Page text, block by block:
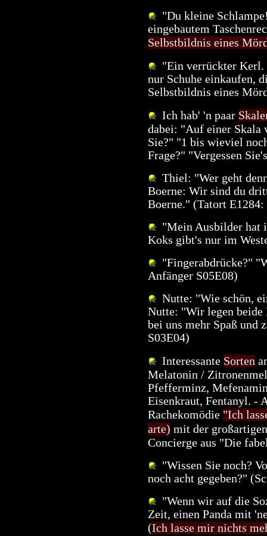
"Du kleine
eingebautem
Selbstbildnis eines
"Ein verrückter Kerl.
nur Schuhe einkaufen,
Selbstbildnis eines
Ich hab' 'n paar
dabei: "Auf einer Skala
Sie?" "1 bis wieviel
Frage?" "Vergessen
Thiel: "Wer geht
Boerne: Wir sind du
Boerne." (Tatort
"Mein Ausbilder hat
Koks gibt's nur im
"Fingerabdrücke?"
Anfänger S05E08)
Nutte: "Wie schön,
Nutte: "Wir legen beide
bei uns mehr Spaß und
S03E04)
Interessante Sorten
Melatonin /
Pfefferminz,
Eisenkraut, Fentanyl. -
Rachekomödie "Ich
arte) mit der
Concierge aus "Die
"Wissen Sie noch?
noch acht gegeben?"
"Wenn wir auf die
Zeit, einen Panda mit
(Ich lasse mir nichts